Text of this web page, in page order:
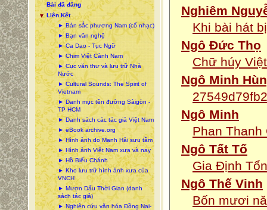
Bài đã đăng
▼ Liên Kết
► Bản sắc phương Nam (cổ nhạc)
► Bạn văn nghệ
► Ca Dao - Tục Ngữ
► Chim Việt Cành Nam
► Cục văn thư và lưu trữ Nhà
Nước
► Cultural Sounds: The Spirit of
Vietnam
► Danh mục tên đường Sàigòn -
TP HCM
► Danh sách các tác giả Việt Nam
► eBook archive.org
► Hình ảnh do Mạnh Hải sưu tầm
► Hình ảnh Việt Nam xưa và nay
► Hồ Biểu Chánh
► Kho lưu trữ hình ảnh xưa của
VNCH
► Mượn Dấu Thời Gian (danh
sách tác giả)
► Nghiên cứu văn hóa Đồng Nai-
Nghiêm
Khi bài hát
Ngô Đức Thọ
Chữ húy
Ngô Minh
Ngô Minh
Phan
Ngô Tất Tố
Gia Định
Ngô Thế Vinh
Bốn mươi